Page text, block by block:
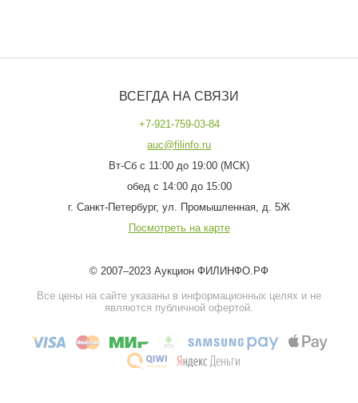
ВСЕГДА НА СВЯЗИ
+7-921-759-03-84
auc@filinfo.ru
Вт-Сб с 11:00 до 19:00 (МСК)
обед с 14:00 до 15:00
г. Санкт-Петербург, ул. Промышленная, д. 5Ж
Посмотреть на карте
© 2007–2023 Аукцион ФИЛИНФО.РФ
Все цены на сайте указаны в информационных целях и не
являются публичной офертой.